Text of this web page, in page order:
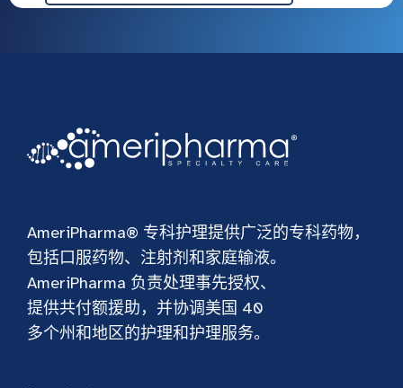
AmeriPharma® 专科护理提供广泛的专科药物，
包括口服药物、注射剂和家庭输液。
AmeriPharma 负责处理事先授权、
提供共付额援助，并协调美国 40
多个州和地区的护理和护理服务。